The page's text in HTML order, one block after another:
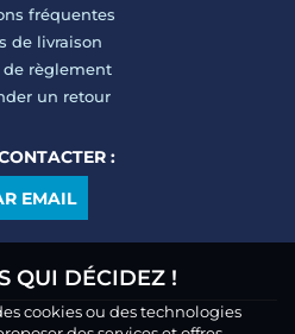
QUI DÉCIDEZ !
cookies ou des technologies
fréquentes
de livraison
de règlement
un retour
:
EMAIL